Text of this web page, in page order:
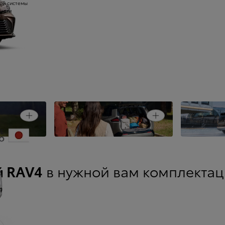
системы
Close card
Универсальный интерьер
Open card
дорогой в
в нужной вам